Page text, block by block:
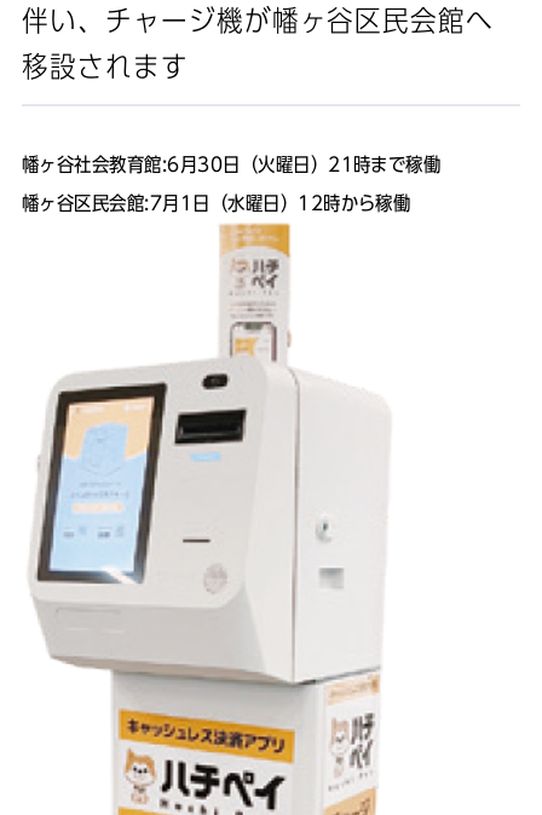
伴い、チャージ機が幡ヶ谷区民会館へ
移設されます
幡ヶ谷社会教育館:6月30日（火曜日）21時まで稼働
幡ヶ谷区民会館:7月1日（水曜日）12時から稼働